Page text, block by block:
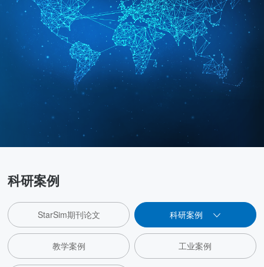
科研案例
StarSim期刊论文 科研案例
教学案例 工业案例